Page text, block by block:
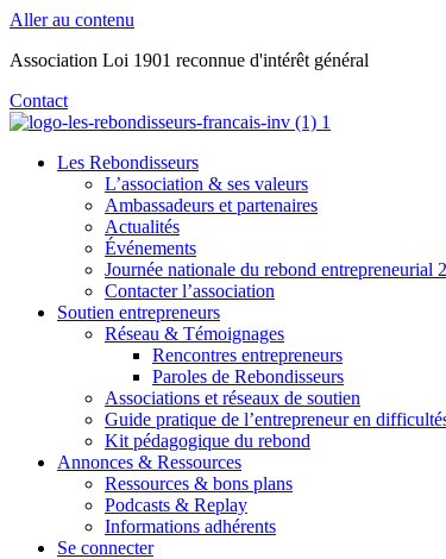
Aller au contenu
Association Loi 1901 reconnue d'intérêt général
Contact
Les Rebondisseurs
L’association & ses valeurs
Ambassadeurs et partenaires
Actualités
Événements
Journée nationale du rebond entrepreneurial
Contacter l’association
Soutien entrepreneurs
Réseau & Témoignages
Rencontres entrepreneurs
Paroles de Rebondisseurs
Associations et réseaux de soutien
Guide pratique de l’entrepreneur en
Kit pédagogique du rebond
Annonces & Ressources
Ressources & bons plans
Podcasts & Replay
Informations adhérents
Se connecter